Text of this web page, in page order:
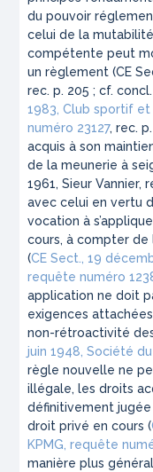
du pouvoir
celui de la
compétente peut
un règlement (CE
rec. p. 205 ; cf.
1983, Club sportif
numéro 23127, rec.
acquis à son
de la meunerie à
1961, Sieur Vannier,
avec celui en vertu
vocation à
cours, à compter
(CE Sect., 19
requête numéro
application ne doit
exigences
non-rétroactivité
juin 1948, Société du
règle nouvelle ne
illégale, les droits
définitivement
droit privé en cours (
KPMG, requête
manière plus